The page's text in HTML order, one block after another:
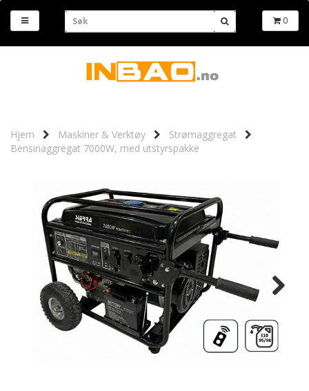
0
Hjem Maskiner & Verktøy
Strømaggregat
Bensinaggregat 7000W, med utstyrspakke